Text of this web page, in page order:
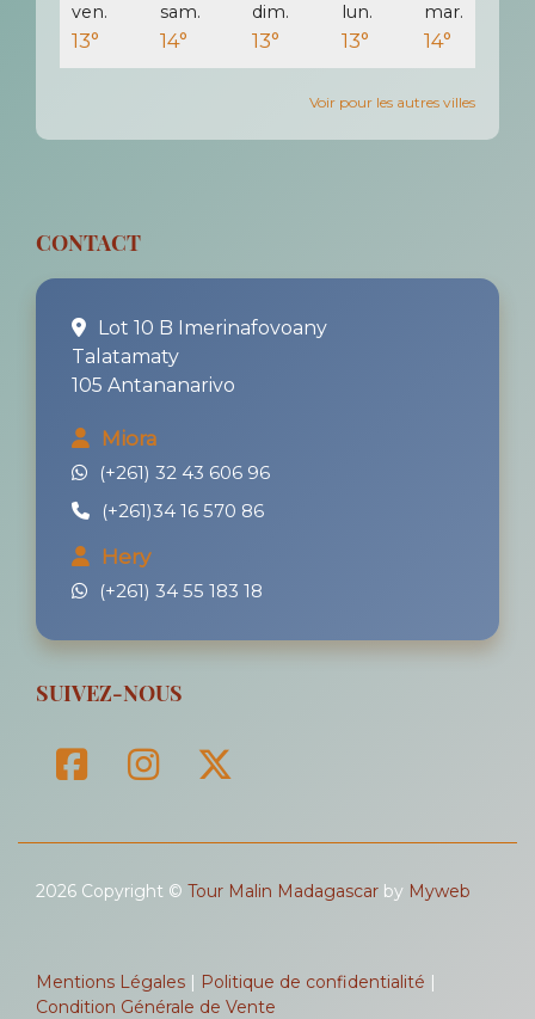
ven.
13°
sam.
14°
dim.
13°
lun.
13°
mar.
14°
Voir pour les autres villes
CONTACT
Lot 10 B Imerinafovoany
Talatamaty
105 Antananarivo
Miora
(+261) 32 43 606 96
(+261)34 16 570 86
Hery
(+261) 34 55 183 18
SUIVEZ-NOUS
2026 Copyright © Tour Malin Madagascar by Myweb
Mentions Légales | Politique de confidentialité |
Condition Générale de Vente